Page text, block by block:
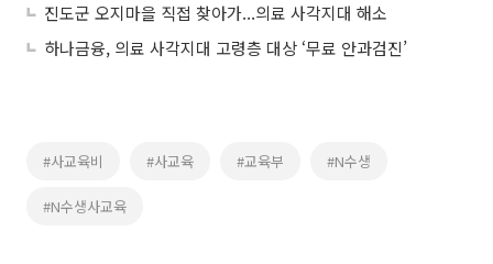
진도군 오지마을 직접 찾아가...의료 사각지대 해소
하나금융, 의료 사각지대 고령층 대상 ‘무료 안과검진’
#사교육비 #사교육 #교육부 #N수생
#N수생사교육